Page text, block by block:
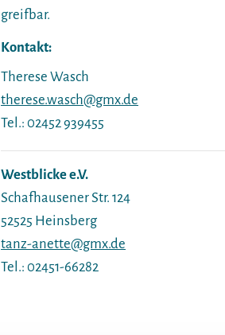
greifbar.
Kontakt:
Therese Wasch
therese.wasch@gmx.de
Tel.: 02452 939455
Westblicke e.V.
Schafhausener Str. 124
52525 Heinsberg
tanz-anette@gmx.de
Tel.: 02451-66282